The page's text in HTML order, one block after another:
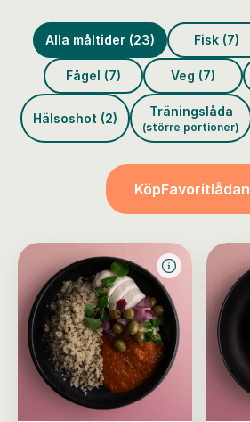
Alla måltider (23) Fisk (7)
Fågel (7) Veg (7)
Hälsoshot (2) Träningslåda
(större portioner)
KöpFavoritlådan